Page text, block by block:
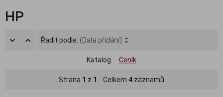
HP
Řadit podle: (Data přidání)
Katalog Ceník
Strana 1 z 1 Celkem 4 záznamů